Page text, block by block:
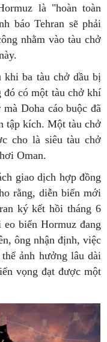
là "hoàn toàn
báo Tehran sẽ phải
nhằm vào tàu chở
khi ba tàu chở dầu bị
đó có một tàu chở khí
Doha cáo buộc đã
tập kích. Một tàu chở
cho là siêu tàu chở
Oman.
giao dịch hợp đồng
rằng, diễn biến mới
ký kết hồi tháng 6
biển Hormuz đang
ông nhận định, việc
ảnh hưởng lâu dài
vọng đạt được một